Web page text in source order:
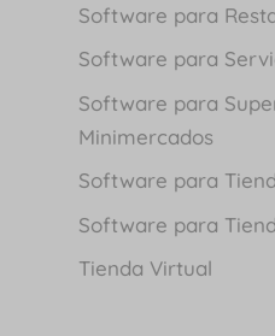
Software para
Software para
Software para
Minimercados
Software para
Software para
Tienda Virtual